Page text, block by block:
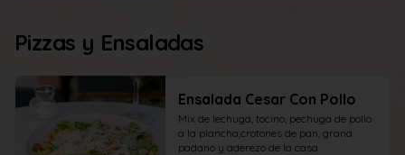
Pizzas y Ensaladas
Ensalada Cesar Con Pollo
Mix de lechuga, tocino, pechuga de pollo
a la plancha,crotones de pan, grana
padano y aderezo de la casa